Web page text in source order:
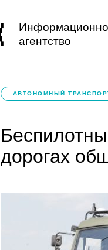
агентство
АВТОНОМНЫЙ
дорогах